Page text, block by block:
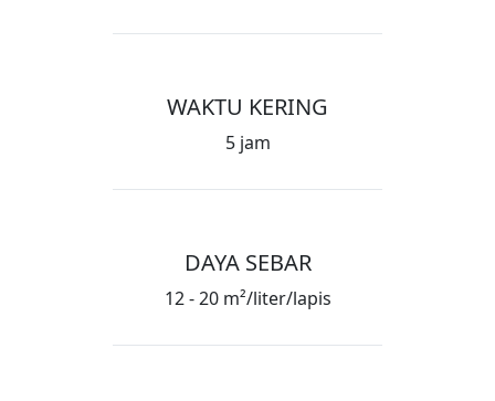
WAKTU KERING
5 jam
DAYA SEBAR
12 - 20 m²/liter/lapis